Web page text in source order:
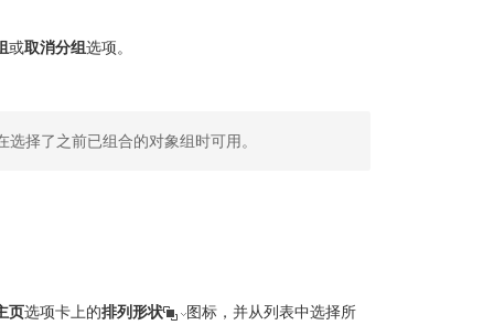
或取消分组选项。
选择了之前已组合的对象组时可用。
页选项卡上的排列形状
图标，并从列表中选择所